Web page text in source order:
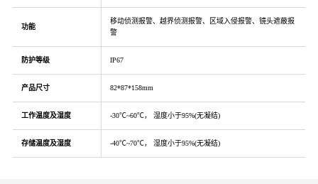
功能
移动侦测报警、越界侦测报警、区域入侵报警、镜头遮蔽报
警
防护等级 IP67
产品尺寸 82*87*158mm
工作温度及湿度 -30℃~60℃， 湿度小于95%(无凝结)
存储温度及湿度 -40℃~70℃， 湿度小于95%(无凝结)